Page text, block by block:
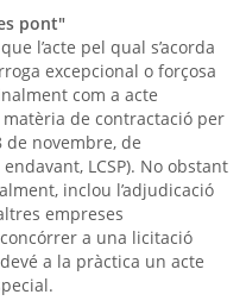
pont"
l’acte pel qual s’acorda
excepcional o forçosa
com a acte
de contractació per
de novembre, de
LCSP). No obstant
inclou l’adjudicació
empreses
a una licitació
a la pràctica un acte